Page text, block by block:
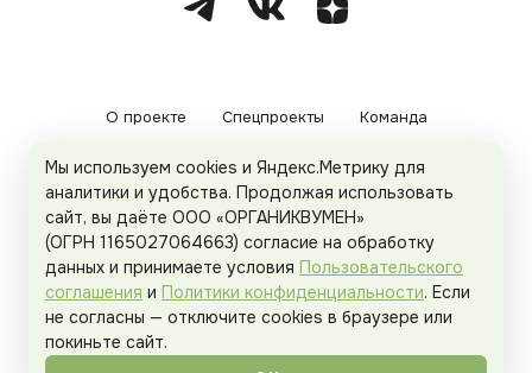
О проекте Спецпроекты Команда
Рекламодателям Политика конфиденциальности
Пользовательское соглашение
Organicwoman.ru . Все права защищены.
Мы используем cookies и Яндекс.Метрику для
аналитики и удобства. Продолжая использовать
сайт, вы даёте ООО «ОРГАНИКВУМЕН»
(ОГРН 1165027064663) согласие на обработку
данных и принимаете условия Пользовательского
соглашения и Политики конфиденциальности. Если
не согласны — отключите cookies в браузере или
покиньте сайт.